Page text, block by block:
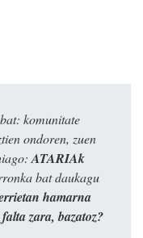
komunitate
ondoren, zuen
ATARIAk
bat daukagu
hamarna
zara, bazatoz?